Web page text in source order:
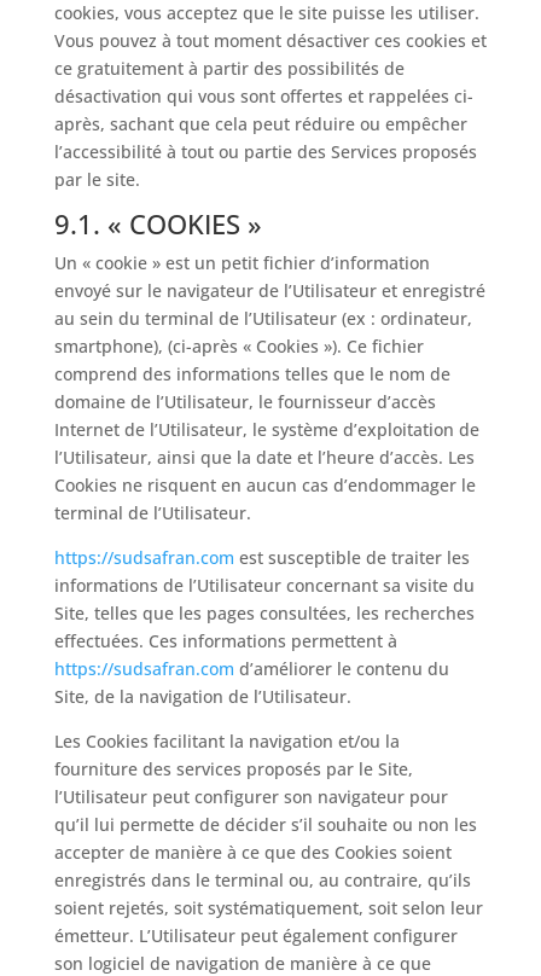
cookies, vous acceptez que le site puisse les utiliser.
Vous pouvez à tout moment désactiver ces cookies et
ce gratuitement à partir des possibilités de
désactivation qui vous sont offertes et rappelées ci-
après, sachant que cela peut réduire ou empêcher
l’accessibilité à tout ou partie des Services proposés
par le site.
9.1. « COOKIES »
Un « cookie » est un petit fichier d’information
envoyé sur le navigateur de l’Utilisateur et enregistré
au sein du terminal de l’Utilisateur (ex : ordinateur,
smartphone), (ci-après « Cookies »). Ce fichier
comprend des informations telles que le nom de
domaine de l’Utilisateur, le fournisseur d’accès
Internet de l’Utilisateur, le système d’exploitation de
l’Utilisateur, ainsi que la date et l’heure d’accès. Les
Cookies ne risquent en aucun cas d’endommager le
terminal de l’Utilisateur.
https://sudsafran.com est susceptible de traiter les
informations de l’Utilisateur concernant sa visite du
Site, telles que les pages consultées, les recherches
effectuées. Ces informations permettent à
https://sudsafran.com d’améliorer le contenu du
Site, de la navigation de l’Utilisateur.
Les Cookies facilitant la navigation et/ou la
fourniture des services proposés par le Site,
l’Utilisateur peut configurer son navigateur pour
qu’il lui permette de décider s’il souhaite ou non les
accepter de manière à ce que des Cookies soient
enregistrés dans le terminal ou, au contraire, qu’ils
soient rejetés, soit systématiquement, soit selon leur
émetteur. L’Utilisateur peut également configurer
son logiciel de navigation de manière à ce que